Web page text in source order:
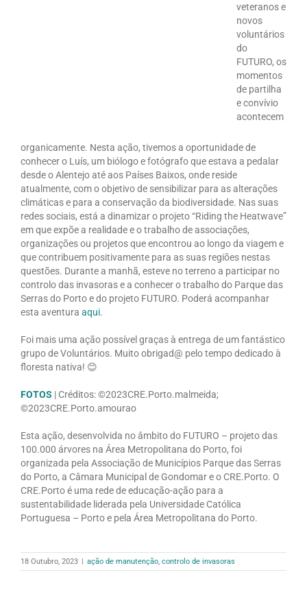
veteranos e
novos
voluntários
do
FUTURO, os
momentos
de partilha
e convívio
acontecem
organicamente. Nesta ação, tivemos a oportunidade de
conhecer o Luís, um biólogo e fotógrafo que estava a pedalar
desde o Alentejo até aos Países Baixos, onde reside
atualmente, com o objetivo de sensibilizar para as alterações
climáticas e para a conservação da biodiversidade. Nas suas
redes sociais, está a dinamizar o projeto “Riding the Heatwave”
em que expõe a realidade e o trabalho de associações,
organizações ou projetos que encontrou ao longo da viagem e
que contribuem positivamente para as suas regiões nestas
questões. Durante a manhã, esteve no terreno a participar no
controlo das invasoras e a conhecer o trabalho do Parque das
Serras do Porto e do projeto FUTURO. Poderá acompanhar
esta aventura aqui.
Foi mais uma ação possível graças à entrega de um fantástico
grupo de Voluntários. Muito obrigad@ pelo tempo dedicado à
floresta nativa! 😊
FOTOS | Créditos: ©2023CRE.Porto.malmeida;
©2023CRE.Porto.amourao
Esta ação, desenvolvida no âmbito do FUTURO – projeto das
100.000 árvores na Área Metropolitana do Porto, foi
organizada pela Associação de Municípios Parque das Serras
do Porto, a Câmara Municipal de Gondomar e o CRE.Porto. O
CRE.Porto é uma rede de educação-ação para a
sustentabilidade liderada pela Universidade Católica
Portuguesa – Porto e pela Área Metropolitana do Porto.
18 Outubro, 2023 | ação de manutenção, controlo de invasoras